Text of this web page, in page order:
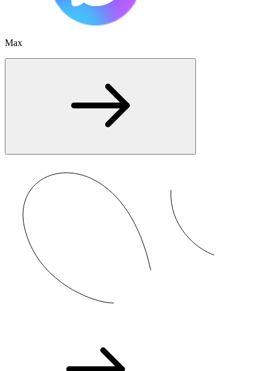
Max